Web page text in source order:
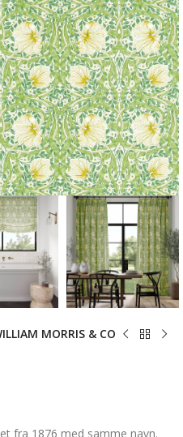
MORRIS & CO
fra 1876 med samme navn.